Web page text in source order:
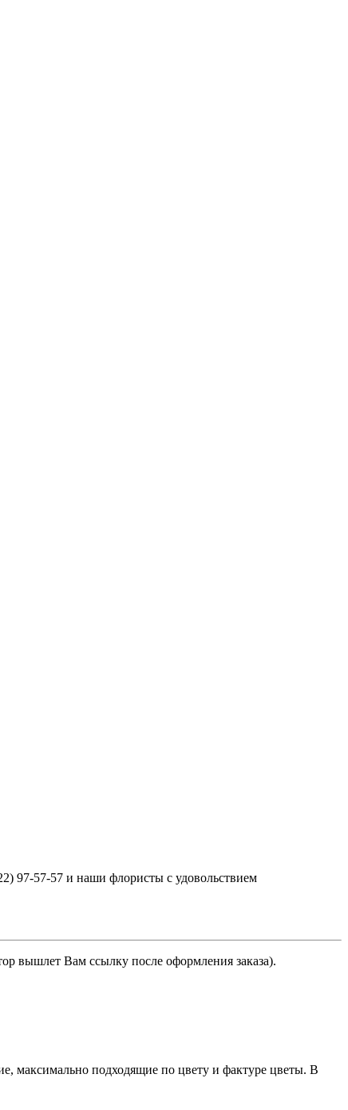
97-57-57 и наши флористы с удовольствием
вышлет Вам ссылку после оформления заказа).
максимально подходящие по цвету и фактуре цветы. В